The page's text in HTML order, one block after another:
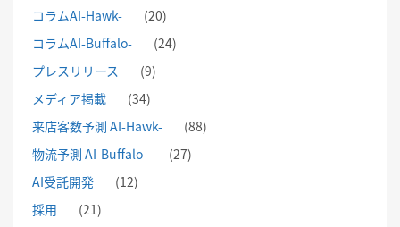
コラムAI-Hawk-
(20)
コラムAI-Buffalo-
(24)
プレスリリース
(9)
メディア掲載
(34)
来店客数予測 AI-Hawk-
(88)
物流予測 AI-Buffalo-
(27)
AI受託開発
(12)
採用
(21)